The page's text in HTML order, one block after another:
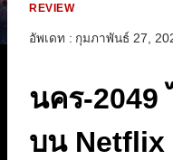
REVIEW
อัพเดท : กุมภาพันธ์ 27,
นคร-2049
บน Netflix